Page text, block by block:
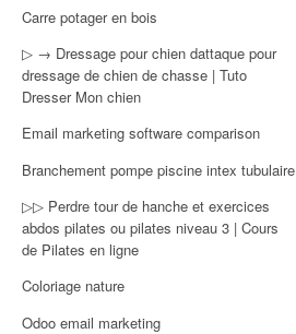
Carre potager en bois
▷ → Dressage pour chien dattaque pour
dressage de chien de chasse | Tuto
Dresser Mon chien
Email marketing software comparison
Branchement pompe piscine intex tubulaire
▷▷ Perdre tour de hanche et exercices
abdos pilates ou pilates niveau 3 | Cours
de Pilates en ligne
Coloriage nature
Odoo email marketing